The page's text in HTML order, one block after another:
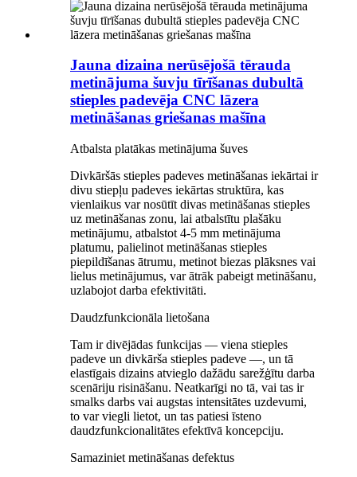
Jauna dizaina nerūsējošā tērauda
metinājuma šuvju tīrīšanas dubultā
stieples padevēja CNC lāzera
metināšanas griešanas mašīna
Atbalsta platākas metinājuma šuves
Divkāršās stieples padeves metināšanas iekārtai ir
divu stiepļu padeves iekārtas struktūra, kas
vienlaikus var nosūtīt divas metināšanas stieples
uz metināšanas zonu, lai atbalstītu plašāku
metinājumu, atbalstot 4-5 mm metinājuma
platumu, palielinot metināšanas stieples
piepildīšanas ātrumu, metinot biezas plāksnes vai
lielus metinājumus, var ātrāk pabeigt metināšanu,
uzlabojot darba efektivitāti.
Daudzfunkcionāla lietošana
Tam ir divējādas funkcijas — viena stieples
padeve un divkārša stieples padeve —, un tā
elastīgais dizains atvieglo dažādu sarežģītu darba
scenāriju risināšanu. Neatkarīgi no tā, vai tas ir
smalks darbs vai augstas intensitātes uzdevumi,
to var viegli lietot, un tas patiesi īsteno
daudzfunkcionalitātes efektīvā koncepciju.
Samaziniet metināšanas defektus